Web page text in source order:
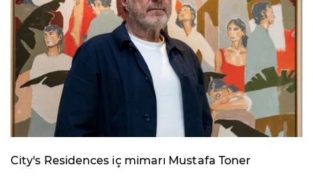
City's Residences iç mimarı Mustafa Toner